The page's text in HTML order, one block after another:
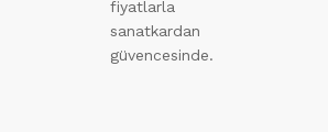
fiyatlarla
sanatkardan
güvencesinde.